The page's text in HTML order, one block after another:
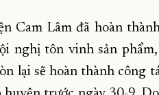
Cam Lâm đã hoàn
nghị tôn vinh sản
lại sẽ hoàn thành công